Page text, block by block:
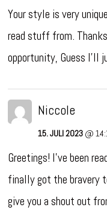
Your style is very
read stuff from.
opportunity, Guess I’ll
Niccole
15. JULI 2023 @
Greetings! I’ve been
finally got the bravery
give you a shout out